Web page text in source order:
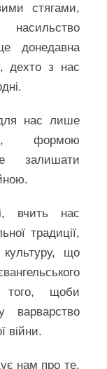
стягами,
донедавна
дехто з нас
нас лише
формою
залишати
вчить нас
традиції,
культуру, що
того, щоби
варварство
війни.
нам про те,